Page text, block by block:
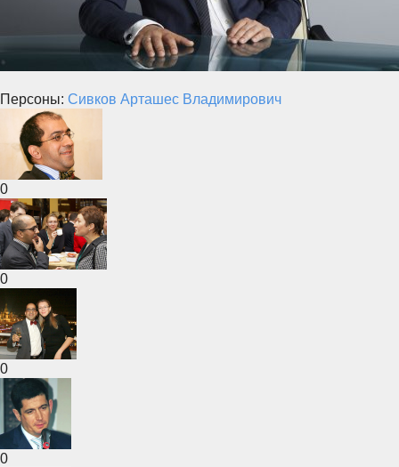
Персоны: Сивков Арташес Владимирович
0
0
0
0